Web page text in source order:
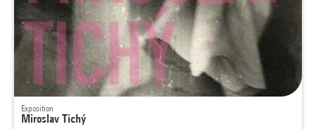
Exposition
Miroslav Tichý